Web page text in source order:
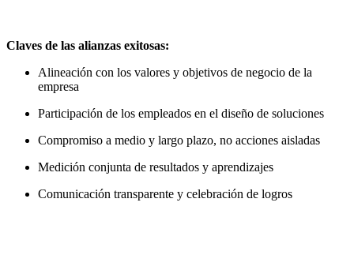
Claves de las alianzas exitosas:
Alineación con los valores y objetivos de negocio de la
empresa
Participación de los empleados en el diseño de soluciones
Compromiso a medio y largo plazo, no acciones aisladas
Medición conjunta de resultados y aprendizajes
Comunicación transparente y celebración de logros